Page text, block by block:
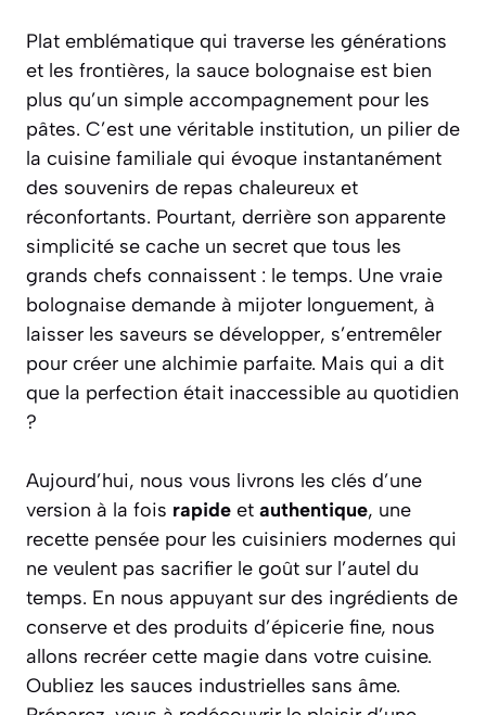
Plat emblématique qui traverse les générations
et les frontières, la sauce bolognaise est bien
plus qu’un simple accompagnement pour les
pâtes. C’est une véritable institution, un pilier de
la cuisine familiale qui évoque instantanément
des souvenirs de repas chaleureux et
réconfortants. Pourtant, derrière son apparente
simplicité se cache un secret que tous les
grands chefs connaissent : le temps. Une vraie
bolognaise demande à mijoter longuement, à
laisser les saveurs se développer, s’entremêler
pour créer une alchimie parfaite. Mais qui a dit
que la perfection était inaccessible au quotidien
?
Aujourd’hui, nous vous livrons les clés d’une
version à la fois rapide et authentique, une
recette pensée pour les cuisiniers modernes qui
ne veulent pas sacrifier le goût sur l’autel du
temps. En nous appuyant sur des ingrédients de
conserve et des produits d’épicerie fine, nous
allons recréer cette magie dans votre cuisine.
Oubliez les sauces industrielles sans âme.